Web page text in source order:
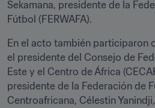
Sekamana, presidente de la
Fútbol (FERWAFA).
En el acto también participaron
el presidente del Consejo de
Este y el Centro de África
presidente de la Federación de
Centroafricana, Célestin